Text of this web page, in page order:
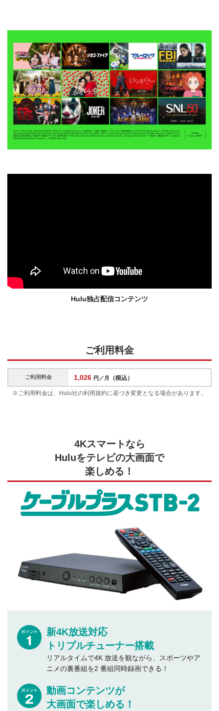
Hulu独占配信コンテンツ
ご利用料金
ご利用料金 1,026 円／月 （税込）
※ご利用料金は、Hulu社の利用規約に基づき変更となる場合があります。
4Kスマートなら
Huluをテレビの大画面で
楽しめる！
新4K放送対応
トリプルチューナー搭載
リアルタイムで4K 放送を観ながら、スポーツやア
ニメの裏番組を2 番組同時録画できる！
動画コンテンツが
大画面で楽しめる！